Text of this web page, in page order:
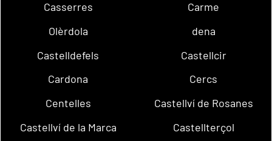
Casserres
Carme
Olèrdola
dena
Castelldefels
Castellcir
Cardona
Cercs
Centelles
Castellví de Rosanes
Castellví de la Marca
Castellterçol